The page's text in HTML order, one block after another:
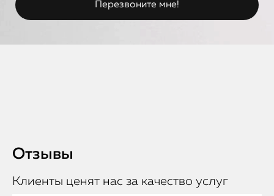
Отзывы
Клиенты ценят нас за качество услуг